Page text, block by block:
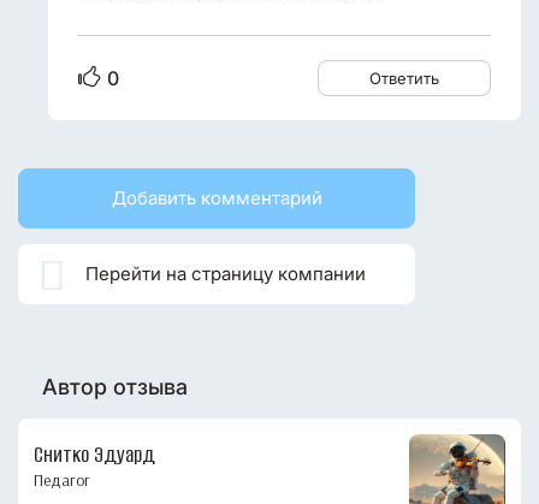
0 Ответить
Добавить комментарий
Перейти на страницу компании
Автор отзыва
Снитко Эдуард
Педагог